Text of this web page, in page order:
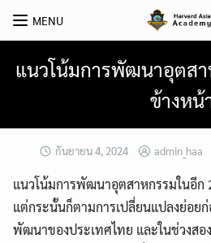
MENU
แนวโน้มการพัฒนาอุตส
ข้างหน้
กันยายน 4, 2024 admin_haa
แนวโน้มการพัฒนาอุตสาหกรรมในอี
แต่กระนั้นก็ตามการเปลี่ยนแปลงย่อยก่
พัฒนาของประเทศไทย และในช่วงสอ